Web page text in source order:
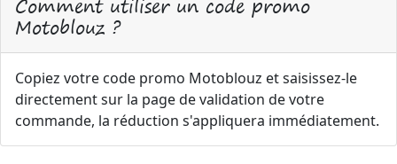
Motoblouz ?
Copiez votre code promo Motoblouz et saisissez-le
directement sur la page de validation de votre
commande, la réduction s'appliquera immédiatement.